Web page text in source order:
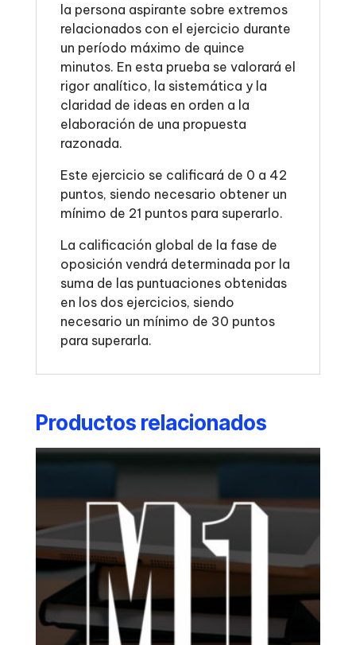
la persona aspirante sobre extremos
relacionados con el ejercicio durante
un período máximo de quince
minutos. En esta prueba se valorará el
rigor analítico, la sistemática y la
claridad de ideas en orden a la
elaboración de una propuesta
razonada.
Este ejercicio se calificará de 0 a 42
puntos, siendo necesario obtener un
mínimo de 21 puntos para superarlo.
La calificación global de la fase de
oposición vendrá determinada por la
suma de las puntuaciones obtenidas
en los dos ejercicios, siendo
necesario un mínimo de 30 puntos
para superarla.
Productos relacionados